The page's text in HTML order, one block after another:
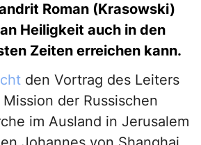
Roman (Krasowski)
Heiligkeit auch in den
Zeiten erreichen kann.
den Vortrag des Leiters
der Russischen
im Ausland in Jerusalem